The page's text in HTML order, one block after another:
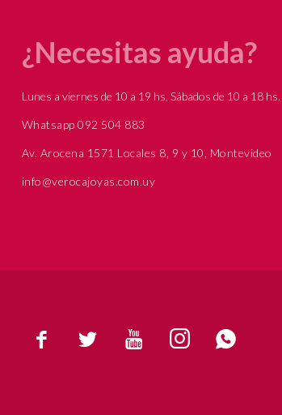
    
¿Necesitas ayuda?
Lunes a viernes de 10 a 19 hs, Sábados de 10 a 18 hs.
Whatsapp 092 504 883
Av. Arocena 1571 Locales 8, 9 y 10, Montevideo
info@verocajoyas.com.uy